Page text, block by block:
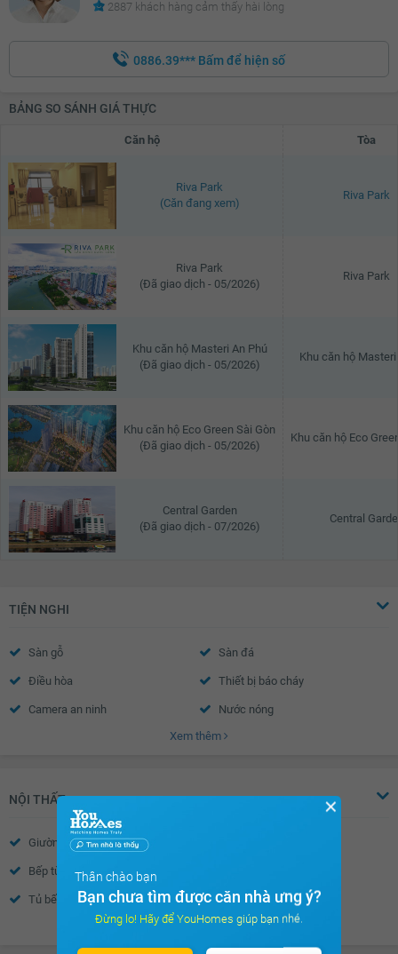
2887 khách hàng cảm thấy hài lòng
0886.39*** Bấm để hiện số
BẢNG SO SÁNH GIÁ THỰC
Căn hộ Tòa
Riva Park
(Căn đang xem)
Riva Park
Riva Park
(Đã giao dịch - 05/2026)
Riva Park
Khu căn hộ Masteri An Phú
(Đã giao dịch - 05/2026)
Khu căn hộ Masteri
Khu căn hộ Eco Green Sài Gòn
(Đã giao dịch - 05/2026)
Khu căn hộ Eco
Central Garden
(Đã giao dịch - 07/2026)
Central
TIỆN NGHI
Sàn gỗ Sàn đá
Điều hòa Thiết bị báo cháy
Camera an ninh Nước nóng
Tường sơn bả
Cửa khung nhôm kính Chuông điện
Cửa gỗ công nghiệp
Xem thêm
NỘI THẤT
Giường
Bếp từ âm
Tủ bếp Bồn rửa bát đôi
Máy hút mùi
Xem thêm
✕
Thân chào bạn
Bạn chưa tìm được căn nhà ưng ý?
Đừng lo! Hãy để YouHomes giúp bạn nhé.